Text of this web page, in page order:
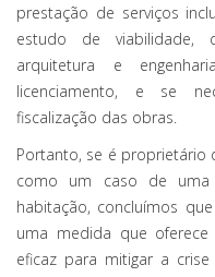
prestação de serviços
estudo de viabilidade,
arquitetura e
licenciamento, e se
fiscalização das obras.
Portanto, se é proprietário
como um caso de uma
habitação, concluímos
uma medida que
eficaz para mitigar a